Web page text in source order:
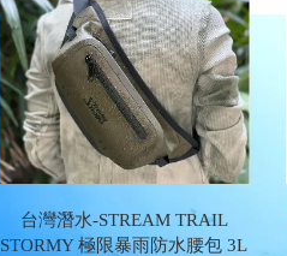
台灣潛水-STREAM TRAIL
STORMY 極限暴雨防水腰包 3L